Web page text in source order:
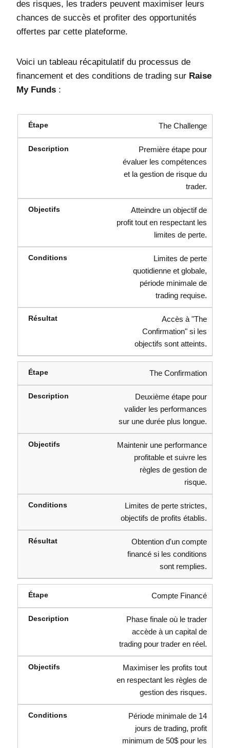
des risques, les traders peuvent maximiser leurs
chances de succès et profiter des opportunités
offertes par cette plateforme.
Voici un tableau récapitulatif du processus de
financement et des conditions de trading sur Raise
My Funds :
The Challenge
Première étape pour
évaluer les compétences
et la gestion de risque du
trader.
Atteindre un objectif de
profit tout en respectant les
limites de perte.
Limites de perte
quotidienne et globale,
période minimale de
trading requise.
Accès à "The
Confirmation" si les
objectifs sont atteints.
The Confirmation
Deuxième étape pour
valider les performances
sur une durée plus longue.
Maintenir une performance
profitable et suivre les
règles de gestion de
risque.
Limites de perte strictes,
objectifs de profits établis.
Obtention d'un compte
financé si les conditions
sont remplies.
Compte Financé
Phase finale où le trader
accède à un capital de
trading pour trader en réel.
Maximiser les profits tout
en respectant les règles de
gestion des risques.
Période minimale de 14
jours de trading, profit
minimum de 50$ pour les